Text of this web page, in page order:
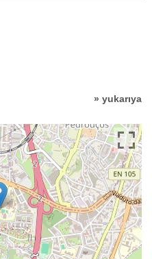
» yukarıya